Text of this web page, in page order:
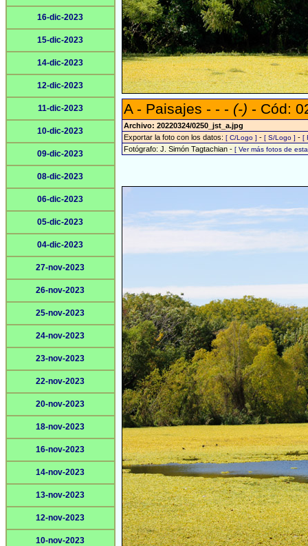
16-dic-2023
15-dic-2023
14-dic-2023
12-dic-2023
11-dic-2023
10-dic-2023
09-dic-2023
08-dic-2023
06-dic-2023
05-dic-2023
04-dic-2023
27-nov-2023
26-nov-2023
25-nov-2023
24-nov-2023
23-nov-2023
22-nov-2023
20-nov-2023
18-nov-2023
16-nov-2023
14-nov-2023
13-nov-2023
12-nov-2023
10-nov-2023
A - Paisajes - - - (-) - Cód:
Archivo: 20220324/0250_jst_a.jpg
Exportar la foto con los datos: [ C/Logo ] - [ S/Logo ] - [
Fotógrafo: J. Simón Tagtachian - [ Ver más fotos de